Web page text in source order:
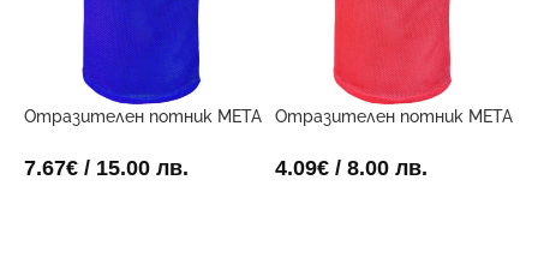
Отразителен потник META
7.67€ / 15.00 лв.
Отразителен потник META
4.09€/ 8.00 лв.